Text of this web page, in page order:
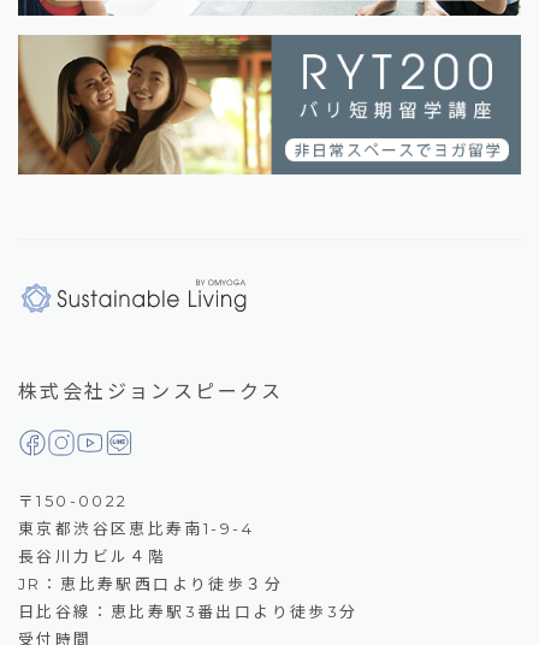
株式会社ジョンスピークス
〒150-0022
東京都渋谷区恵比寿南1-9-4
長谷川力ビル４階
JR：恵比寿駅西口より徒歩３分
日比谷線：恵比寿駅3番出口より徒歩3分
受付時間